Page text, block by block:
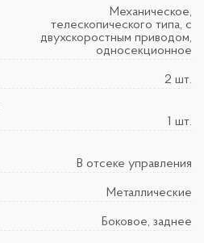
Механическое,
телескопического типа, с
двухскоростным приводом,
односекционное
2 шт.
1 шт.
В отсеке управления
Металлические
Боковое, заднее